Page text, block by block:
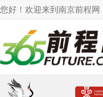
您好！欢迎来到南京前程网